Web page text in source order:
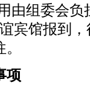
由组委会
宾馆报到
项